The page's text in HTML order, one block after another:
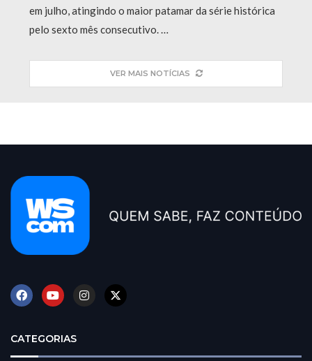
em julho, atingindo o maior patamar da série histórica
pelo sexto mês consecutivo. …
VER MAIS NOTÍCIAS
CATEGORIAS